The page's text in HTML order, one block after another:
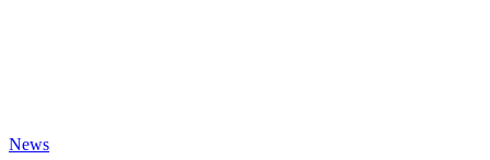
News